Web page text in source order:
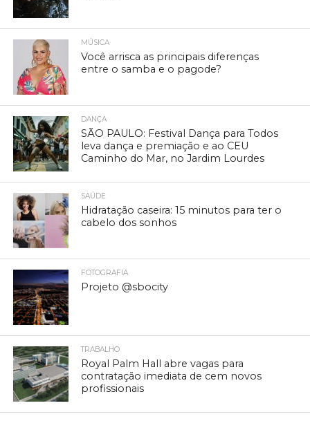
MÚSICA
Você arrisca as principais diferenças
entre o samba e o pagode?
DANÇA
SÃO PAULO: Festival Dança para Todos
leva dança e premiação e ao CEU
Caminho do Mar, no Jardim Lourdes
SAÚDE
Hidratação caseira: 15 minutos para ter o
cabelo dos sonhos
FOTOGRAFIA
Projeto @sbocity
TRABALHO
Royal Palm Hall abre vagas para
contratação imediata de cem novos
profissionais